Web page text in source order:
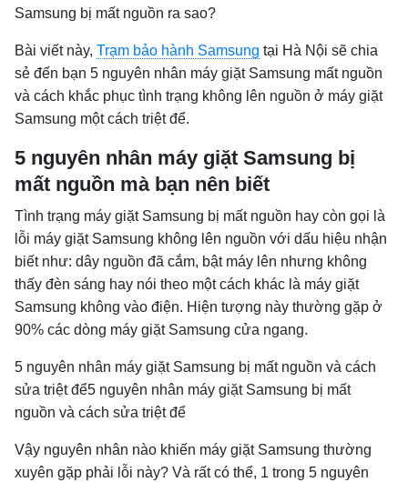
Samsung bị mất nguồn ra sao?
Bài viết này, Trạm bảo hành Samsung tại Hà Nội sẽ chia
sẻ đến bạn 5 nguyên nhân máy giặt Samsung mất nguồn
và cách khắc phục tình trạng không lên nguồn ở máy giặt
Samsung một cách triệt để.
5 nguyên nhân máy giặt Samsung bị
mất nguồn mà bạn nên biết
Tình trạng máy giặt Samsung bị mất nguồn hay còn gọi là
lỗi máy giặt Samsung không lên nguồn với dấu hiệu nhận
biết như: dây nguồn đã cắm, bật máy lên nhưng không
thấy đèn sáng hay nói theo một cách khác là máy giặt
Samsung không vào điện. Hiện tượng này thường gặp ở
90% các dòng máy giặt Samsung cửa ngang.
5 nguyên nhân máy giặt Samsung bị mất nguồn và cách
sửa triệt để5 nguyên nhân máy giặt Samsung bị mất
nguồn và cách sửa triệt để
Vậy nguyên nhân nào khiến máy giặt Samsung thường
xuyên gặp phải lỗi này? Và rất có thể, 1 trong 5 nguyên